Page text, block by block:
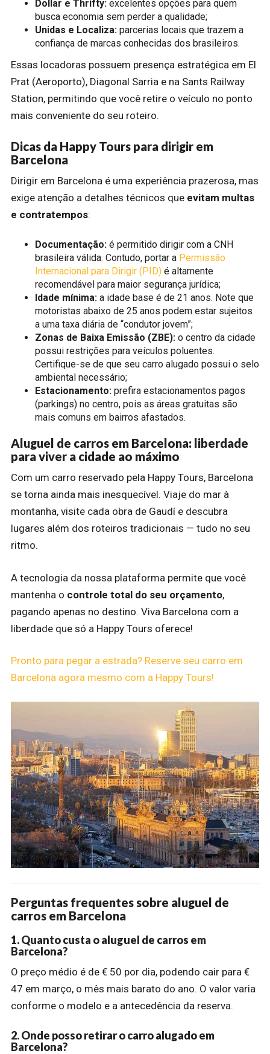
Dollar e Thrifty: excelentes opções para quem
busca economia sem perder a qualidade;
Unidas e Localiza: parcerias locais que trazem a
confiança de marcas conhecidas dos brasileiros.
Essas locadoras possuem presença estratégica em El
Prat (Aeroporto), Diagonal Sarria e na Sants Railway
Station, permitindo que você retire o veículo no ponto
mais conveniente do seu roteiro.
Dicas da Happy Tours para dirigir em
Barcelona
Dirigir em Barcelona é uma experiência prazerosa, mas
exige atenção a detalhes técnicos que evitam multas
e contratempos:
Documentação: é permitido dirigir com a CNH
brasileira válida. Contudo, portar a Permissão
Internacional para Dirigir (PID) é altamente
recomendável para maior segurança jurídica;
Idade mínima: a idade base é de 21 anos. Note que
motoristas abaixo de 25 anos podem estar sujeitos
a uma taxa diária de “condutor jovem”;
Zonas de Baixa Emissão (ZBE): o centro da cidade
possui restrições para veículos poluentes.
Certifique-se de que seu carro alugado possui o selo
ambiental necessário;
Estacionamento: prefira estacionamentos pagos
(parkings) no centro, pois as áreas gratuitas são
mais comuns em bairros afastados.
Aluguel de carros em Barcelona: liberdade
para viver a cidade ao máximo
Com um carro reservado pela Happy Tours, Barcelona
se torna ainda mais inesquecível. Viaje do mar à
montanha, visite cada obra de Gaudí e descubra
lugares além dos roteiros tradicionais — tudo no seu
ritmo.
A tecnologia da nossa plataforma permite que você
mantenha o controle total do seu orçamento,
pagando apenas no destino. Viva Barcelona com a
liberdade que só a Happy Tours oferece!
Pronto para pegar a estrada? Reserve seu carro em
Barcelona agora mesmo com a Happy Tours!
Perguntas frequentes sobre aluguel de
carros em Barcelona
1. Quanto custa o aluguel de carros em
Barcelona?
O preço médio é de € 50 por dia, podendo cair para €
47 em março, o mês mais barato do ano. O valor varia
conforme o modelo e a antecedência da reserva.
2. Onde posso retirar o carro alugado em
Barcelona?